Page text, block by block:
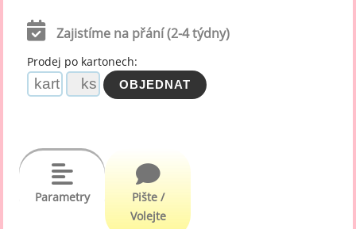
Zajistíme na přání (2-4 týdny)
Prodej po kartonech:
Parametry
Pište /
Volejte